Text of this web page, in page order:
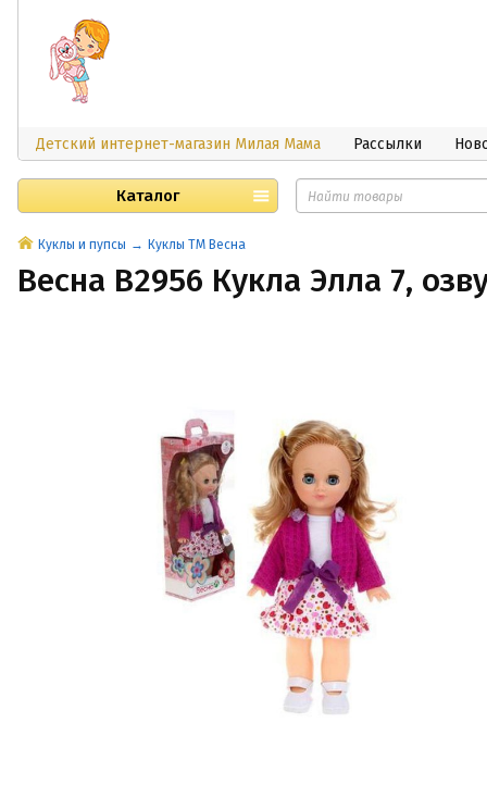
Детский интернет-магазин Милая Мама Рассылки
Каталог
Куклы и пупсы Куклы ТМ Весна
Весна В2956 Кукла Элла 7,